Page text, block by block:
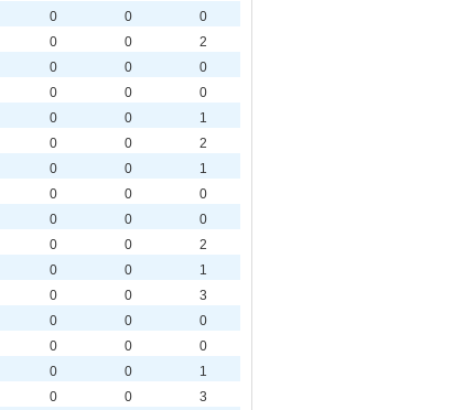
0 0
0
0 0
2
0 0
0
0 0
0
0 0
1
0 0
2
0 0
1
0 0
0
0 0
0
0 0
2
0 0
1
0 0
3
0 0
0
0 0
0
0 0
1
0 0
3